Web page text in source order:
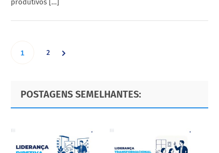
produtivos […]
Go
page
1 Go
page
2
Primary
Sidebar
Footer
POSTAGENS SEMELHANTES: